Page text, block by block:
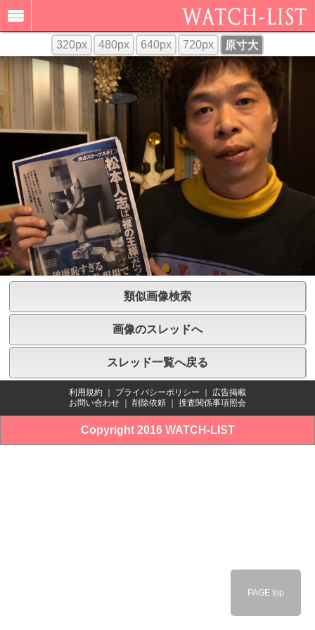
320px 480px 640px 720px 原寸大
類似画像検索
画像のスレッドへ
スレッド一覧へ戻る
利用規約 ｜ プライバシーポリシー ｜ 広告掲載
お問い合わせ ｜ 削除依頼 ｜ 捜査関係事項照会
Copyright 2016 WATCH-LIST
PAGE top